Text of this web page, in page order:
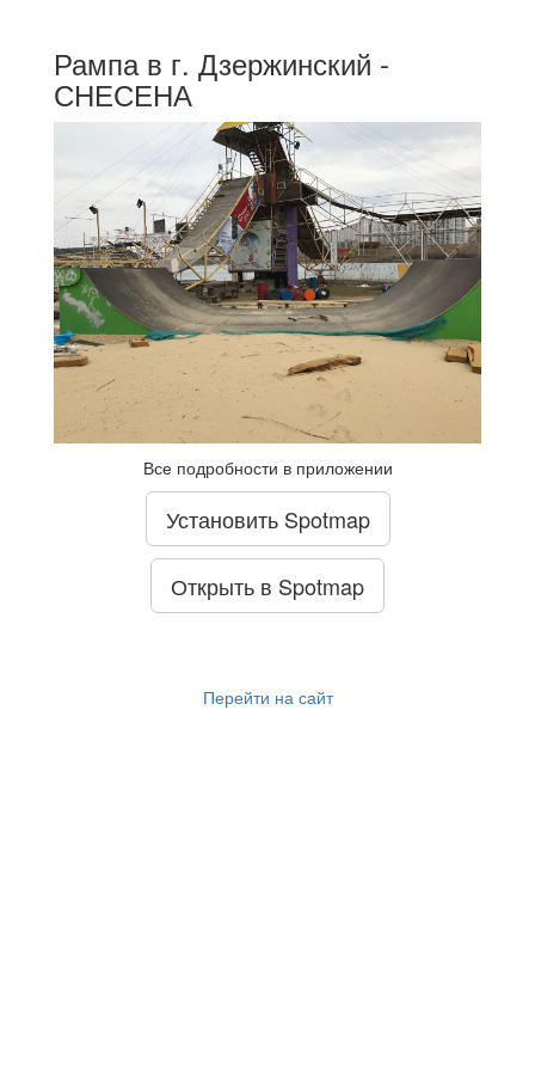
Рампа в г. Дзержинский -
СНЕСЕНА
Все подробности в приложении
Установить Spotmap
Открыть в Spotmap
Перейти на сайт